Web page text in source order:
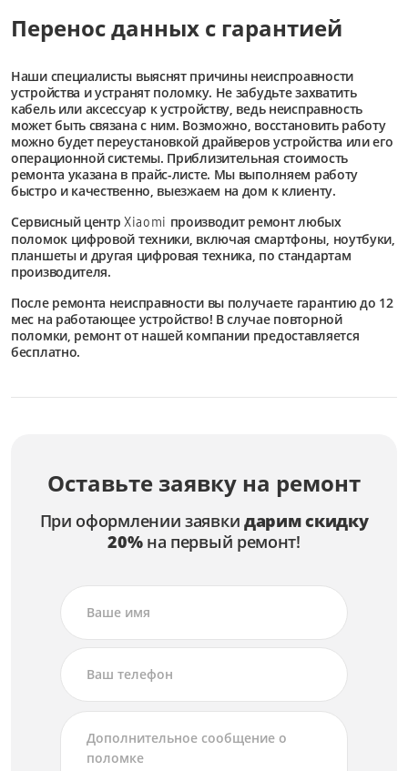
Перенос данных с гарантией
Наши специалисты выяснят причины неиспроавности
устройства и устранят поломку. Не забудьте захватить
кабель или аксессуар к устройству, ведь неисправность
может быть связана с ним. Возможно, восстановить работу
можно будет переустановкой драйверов устройства или его
операционной системы. Приблизительная стоимость
ремонта указана в прайс-листе. Мы выполняем работу
быстро и качественно, выезжаем на дом к клиенту.
Сервисный центрXiaomi производит ремонт любых
поломок цифровой техники, включая смартфоны, ноутбуки,
планшеты и другая цифровая техника, по стандартам
производителя.
После ремонта неисправности вы получаете гарантию до 12
мес на работающее устройство! В случае повторной
поломки, ремонт от нашей компании предоставляется
бесплатно.
Оставьте заявку на ремонт
При оформлении заявки дарим скидку
20%на первый ремонт!